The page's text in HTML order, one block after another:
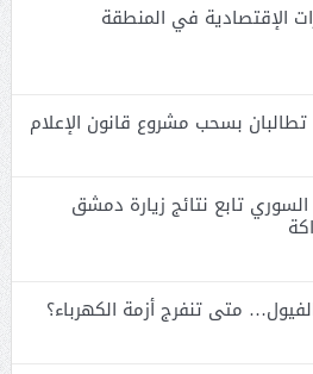
الإقتصادية في المنطقة
تطالبان بسحب مشروع قانون الإعلام
تابع نتائج زيارة دمشق
متى تنفرج أزمة الكهرباء؟